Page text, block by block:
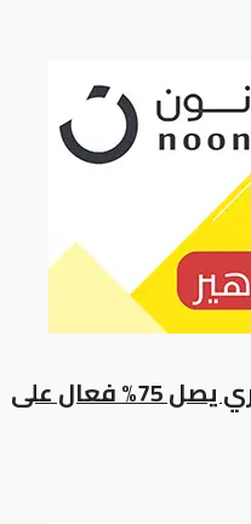
كود خصم نون رفعه الصيعري يصل 75% فعال على